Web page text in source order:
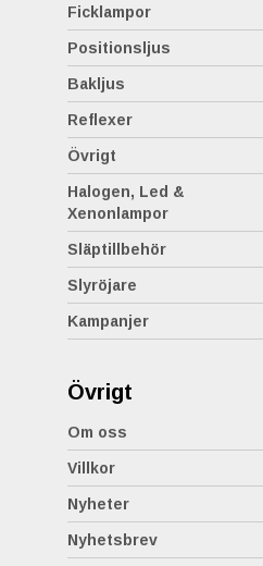
Ficklampor
Positionsljus
Bakljus
Reflexer
Övrigt
Halogen, Led &
Xenonlampor
Släptillbehör
Slyröjare
Kampanjer
Övrigt
Om oss
Villkor
Nyheter
Nyhetsbrev